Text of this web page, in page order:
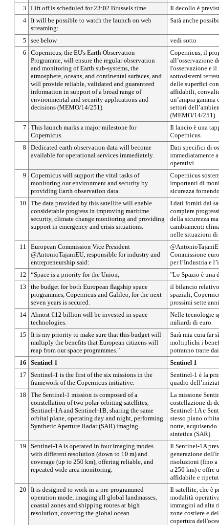
3
Lift off is scheduled for 23:02 Brussels time.
Il decollo è
4 It will be possible to watch the launch on web
streaming:
Sarà anche
5 see below
vedi sotto
6
Copernicus, the EU's Earth Observation
Programme, will ensure the regular observation
and monitoring of Earth sub-systems, the
atmosphere, oceans, and continental surfaces, and
will provide reliable, validated and guaranteed
information in support of a broad range of
environmental and security applications and
decisions (MEMO/14/251).
Copernicus, il
all’osservazione
l'osservazione e
sottosistemi
delle superfici
affidabili,
un’ampia
settori
(MEMO/14/251).
7
This launch marks a major milestone for
Copernicus.
Il lancio è una
Copernicus.
8
Dedicated earth observation data will become
available for operational services immediately.
Dati specifici di
immediatamente
operativi.
9
Copernicus will support the vital tasks of
monitoring our environment and security by
providing Earth observation data.
Copernicus
importanti di
sicurezza
10
The data provided by this satellite will enable
considerable progress in improving maritime
security, climate change monitoring and providing
support in emergency and crisis situations.
I dati forniti dal
compiere
della sicurezza
cambiamenti
nelle situazioni di
11
European Commission Vice President
@AntonioTajaniEU, responsible for industry and
entrepreneurship said:
Commissione
per l’Industria e
12
“Space is a priority for the Union;
"Lo Spazio è una
13
the budget for both European flagship space
programmes, Copernicus and Galileo, for the next
seven years is secured.
il bilancio
spaziali,
prossimi sette
14
Almost €12 billion will be invested in space
technologies.
Nelle tecnologie
miliardi di euro.
15
It is my priority to make sure that this budget will
multiply the benefits that European citizens will
reap from our space programmes."
Sarà mia cura far
moltiplichi i
potranno trarre
16
Sentinel 1
Sentinel 1
17
Sentinel-1 is the first of the six missions in the
framework of the Copernicus initiative.
Sentinel-1 è la
quadro
18
The Sentinel-1 mission is composed of a
constellation of two polar-orbiting satellites,
Sentinel-1A and Sentinel-1B, sharing the same
orbital plane, operating day and night, performing
Synthetic Aperture Radar (SAR) imaging.
La missione
costellazione di
Sentinel-1A e
stesso piano
notte, acquisendo
sintetica (SAR).
19
Sentinel-1A is operated in four imaging modes
with different resolution (down to 10 m) and
coverage (up to 250 km), offering reliable, and
repeated wide area monitoring.
Il Sentinel-1A
generazione
risoluzioni (fino a
a 250 km) e offre
affidabile e
20
It is designed to work in a pre-programmed
operation mode, imaging all global landmasses,
coastal zones and shipping routes at high
resolution, covering the global ocean.
Il satellite, che è
modalità
immagini ad alta
zone costiere e
copertura